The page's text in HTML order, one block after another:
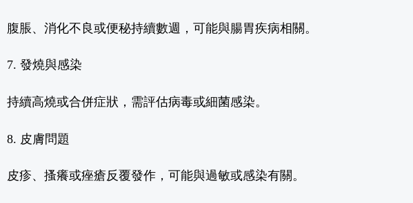
腹脹、消化不良或便秘持續數週，可能與腸胃疾病相關。
7. 發燒與感染
持續高燒或合併症狀，需評估病毒或細菌感染。
8. 皮膚問題
皮疹、搔癢或痤瘡反覆發作，可能與過敏或感染有關。